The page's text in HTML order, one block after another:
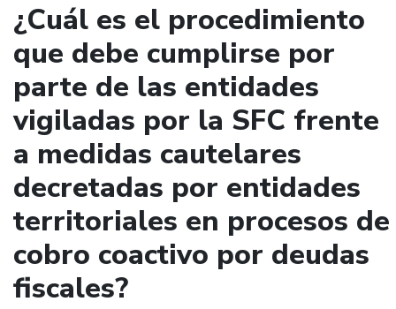
¿Cuál es el procedimiento
que debe cumplirse por
parte de las entidades
vigiladas por la SFC frente
a medidas cautelares
decretadas por entidades
territoriales en procesos de
cobro coactivo por deudas
fiscales?